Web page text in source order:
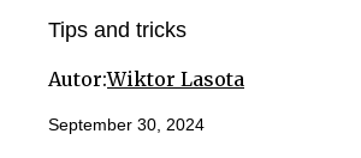
Tips and tricks
Autor:Wiktor Lasota
September 30, 2024